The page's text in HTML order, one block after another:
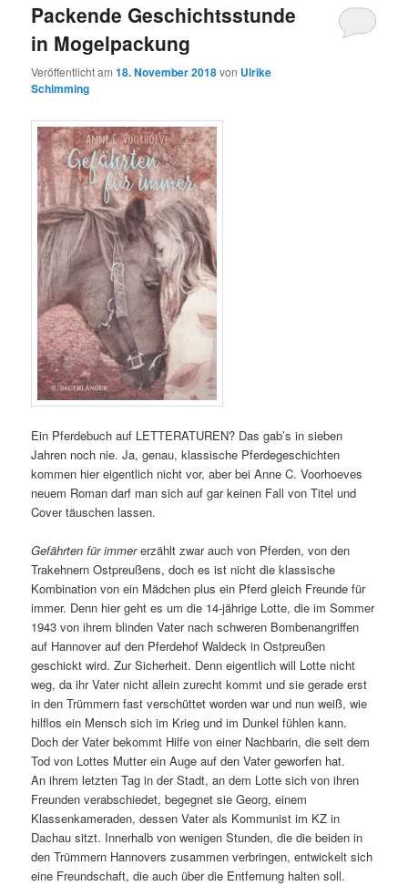
Packende Geschichtsstunde
in Mogelpackung
Veröffentlicht am18. November 2018von Ulrike
Schimming
Ein Pferdebuch auf LETTERATUREN? Das gab’s in sieben
Jahren noch nie. Ja, genau, klassische Pferdegeschichten
kommen hier eigentlich nicht vor, aber bei Anne C. Voorhoeves
neuem Roman darf man sich auf gar keinen Fall von Titel und
Cover täuschen lassen.
Gefährten für immererzählt zwar auch von Pferden, von den
Trakehnern Ostpreußens, doch es ist nicht die klassische
Kombination von ein Mädchen plus ein Pferd gleich Freunde für
immer. Denn hier geht es um die 14-jährige Lotte, die im Sommer
1943 von ihrem blinden Vater nach schweren Bombenangriffen
auf Hannover auf den Pferdehof Waldeck in Ostpreußen
geschickt wird. Zur Sicherheit. Denn eigentlich will Lotte nicht
weg, da ihr Vater nicht allein zurecht kommt und sie gerade erst
in den Trümmern fast verschüttet worden war und nun weiß, wie
hilflos ein Mensch sich im Krieg und im Dunkel fühlen kann.
Doch der Vater bekommt Hilfe von einer Nachbarin, die seit dem
Tod von Lottes Mutter ein Auge auf den Vater geworfen hat.
An ihrem letzten Tag in der Stadt, an dem Lotte sich von ihren
Freunden verabschiedet, begegnet sie Georg, einem
Klassenkameraden, dessen Vater als Kommunist im KZ in
Dachau sitzt. Innerhalb von wenigen Stunden, die die beiden in
den Trümmern Hannovers zusammen verbringen, entwickelt sich
eine Freundschaft, die auch über die Entfernung halten soll.